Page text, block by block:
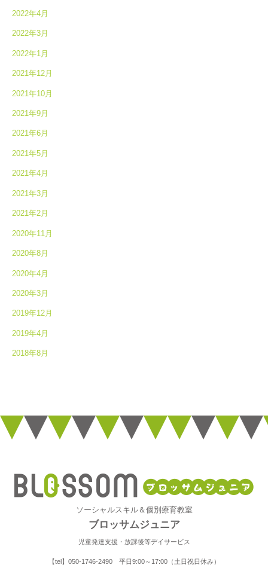
2022年4月
2022年3月
2022年1月
2021年12月
2021年10月
2021年9月
2021年6月
2021年5月
2021年4月
2021年3月
2021年2月
2020年11月
2020年8月
2020年4月
2020年3月
2019年12月
2019年4月
2018年8月
ソーシャルスキル＆個別療育教室
ブロッサムジュニア
児童発達支援・放課後等デイサービス
【tel】050-1746-2490 平日9:00～17:00（土日祝日休み）